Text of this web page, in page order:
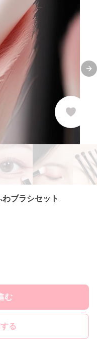
ブラシセット
む
る